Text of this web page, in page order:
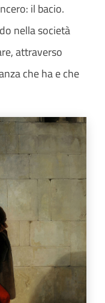
il bacio.
nella società
attraverso
che ha e che